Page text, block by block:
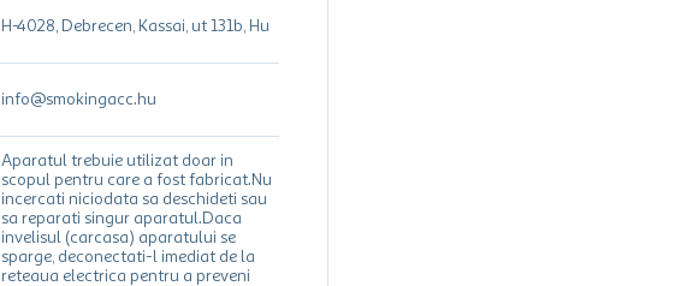
H-4028, Debrecen, Kassai, ut 131b, Hu
info@smokingacc.hu
Aparatul trebuie utilizat doar in
scopul pentru care a fost fabricat.Nu
incercati niciodata sa deschideti sau
sa reparati singur aparatul.Daca
invelisul (carcasa) aparatului se
sparge, deconectati-l imediat de la
reteaua electrica pentru a preveni